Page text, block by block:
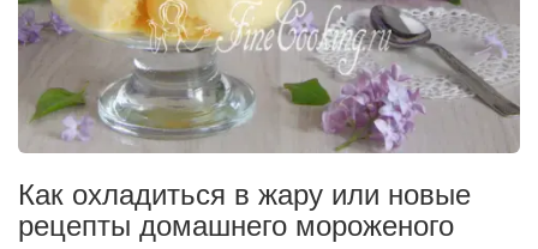
Как охладиться в жару или новые
рецепты домашнего мороженого